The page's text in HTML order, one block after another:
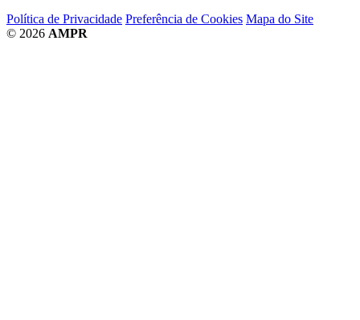
Política de Privacidade Preferência de Cookies Mapa do Site
© 2026 AMPR